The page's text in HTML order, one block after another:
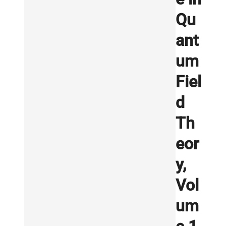
Qu
ant
um
Fiel
d
Th
eor
y,
Vol
um